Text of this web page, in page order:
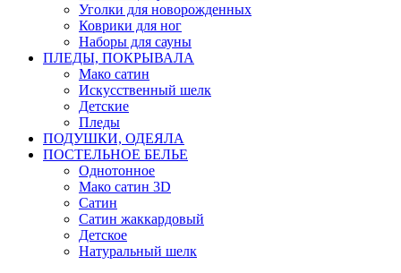
Уголки для новорожденных
Коврики для ног
Наборы для сауны
ПЛЕДЫ, ПОКРЫВАЛА
Мако сатин
Искусственный шелк
Детские
Пледы
ПОДУШКИ, ОДЕЯЛА
ПОСТЕЛЬНОЕ БЕЛЬЕ
Однотонное
Мако сатин 3D
Сатин
Сатин жаккардовый
Детское
Натуральный шелк